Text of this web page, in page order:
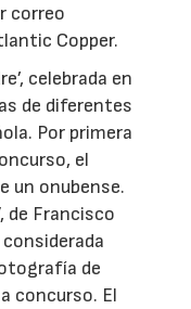
correo
Copper.
celebrada en
de diferentes
Por primera
el
un onubense.
de Francisco
de
concurso. El